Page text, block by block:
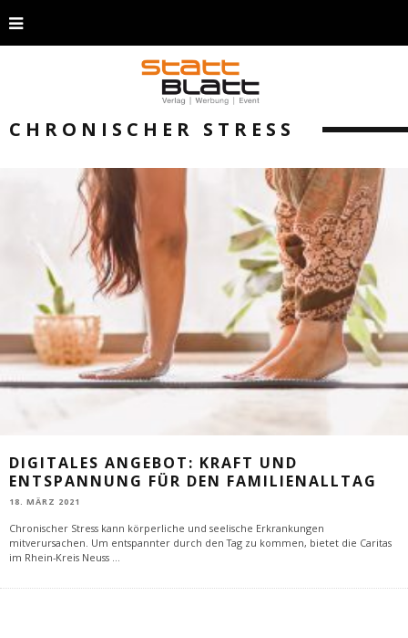
CHRONISCHER STRESS
DIGITALES ANGEBOT: KRAFT UND
ENTSPANNUNG FÜR DEN FAMILIENALLTAG
18. MÄRZ 2021
Chronischer Stress kann körperliche und seelische Erkrankungen
mitverursachen. Um entspannter durch den Tag zu kommen, bietet die Caritas
im Rhein-Kreis Neuss ...